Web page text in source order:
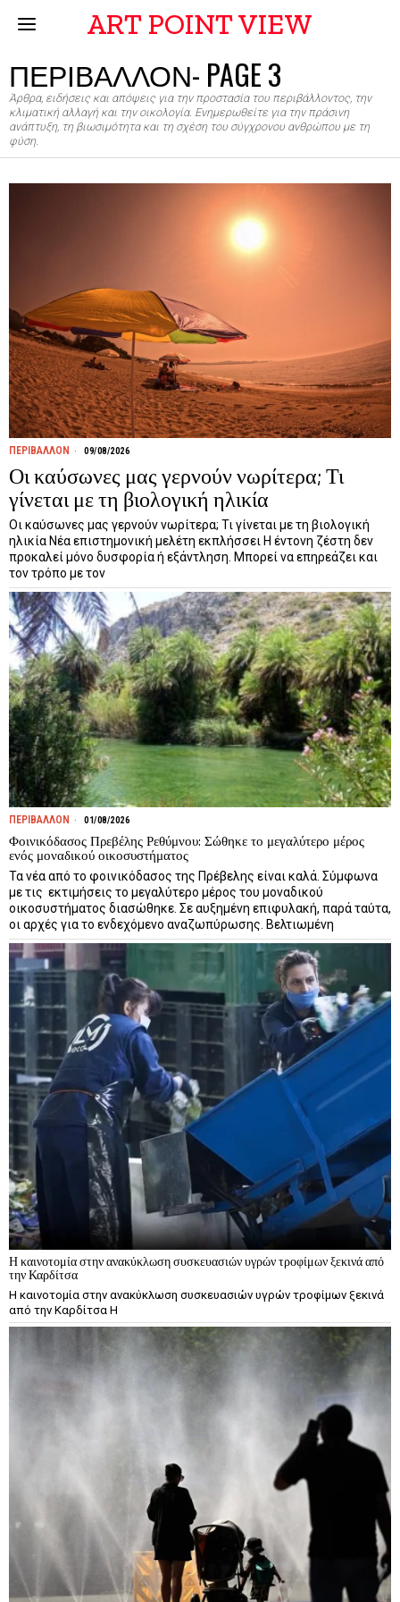
ART POINT VIEW
ΠΕΡΙΒΑΛΛΟΝ- PAGE 3
Άρθρα, ειδήσεις και απόψεις για την προστασία του περιβάλλοντος, την
κλιματική αλλαγή και την οικολογία. Ενημερωθείτε για την πράσινη
ανάπτυξη, τη βιωσιμότητα και τη σχέση του σύγχρονου ανθρώπου με τη
φύση.
ΠΕΡΙΒΑΛΛΟΝ 09/08/2026
Οι καύσωνες μας γερνούν νωρίτερα; Τι
γίνεται με τη βιολογική ηλικία
Οι καύσωνες μας γερνούν νωρίτερα; Τι γίνεται με τη βιολογική
ηλικία Νέα επιστημονική μελέτη εκπλήσσει Η έντονη ζέστη δεν
προκαλεί μόνο δυσφορία ή εξάντληση. Μπορεί να επηρεάζει και
τον τρόπο με τον
ΠΕΡΙΒΑΛΛΟΝ 01/08/2026
Φοινικόδασος Πρεβέλης Ρεθύμνου: Σώθηκε το μεγαλύτερο μέρος
ενός μοναδικού οικοσυστήματος
Τα νέα από το φοινικόδασος της Πρέβελης είναι καλά. Σύμφωνα
με τις εκτιμήσεις το μεγαλύτερο μέρος του μοναδικού
οικοσυστήματος διασώθηκε. Σε αυξημένη επιφυλακή, παρά ταύτα,
οι αρχές για το ενδεχόμενο αναζωπύρωσης. Βελτιωμένη
Η καινοτομία στην ανακύκλωση συσκευασιών υγρών τροφίμων ξεκινά από
την Καρδίτσα
Η καινοτομία στην ανακύκλωση συσκευασιών υγρών τροφίμων ξεκινά
από την Καρδίτσα Η